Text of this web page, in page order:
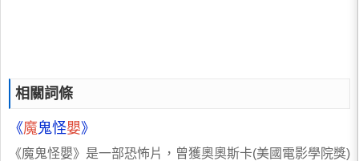
相關詞條
《魔鬼怪嬰》
《魔鬼怪嬰》是一部恐怖片，曾獲奧奧斯卡(美國電影學院獎)